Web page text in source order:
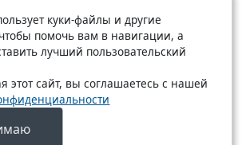
C Сб по Вс
куки-файлы и другие
помочь вам в навигации, а
лучший пользовательский
этот сайт, вы соглашаетесь с нашей